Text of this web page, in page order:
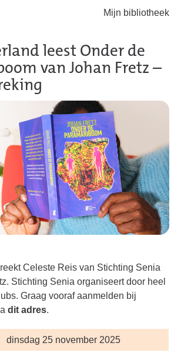
Mijn bibliotheek
leest Onder de
van Johan Fretz –
Celeste Reis van Stichting Senia
Stichting Senia organiseert door heel
Graag vooraf aanmelden bij
dit adres.
dinsdag 25 november 2025